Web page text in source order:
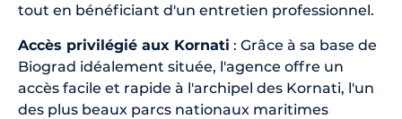
tout en bénéficiant d'un entretien professionnel.
Accès privilégié aux Kornati : Grâce à sa base de
Biograd idéalement située, l'agence offre un
accès facile et rapide à l'archipel des Kornati, l'un
des plus beaux parcs nationaux maritimes